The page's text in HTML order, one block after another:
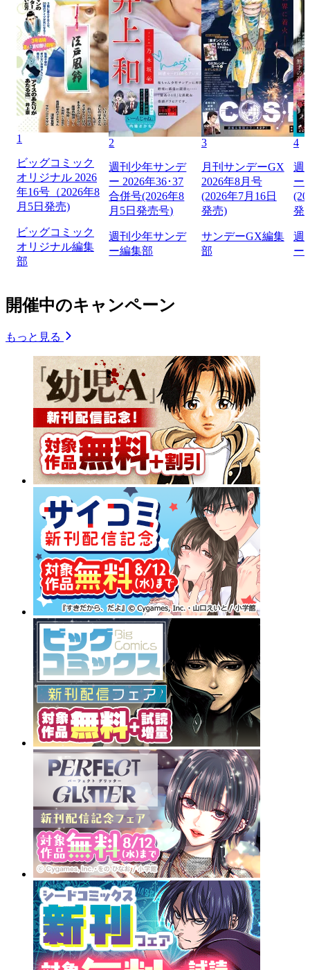
1
ビッグコミック
オリジナル 2026
年16号（2026年8
月5日発売)
ビッグコミック
オリジナル編集
部
2
週刊少年サンデ
ー 2026年36･37
合併号(2026年8
月5日発売号)
週刊少年サンデ
ー編集部
3
月刊サンデーGX
2026年8月号
(2026年7月16日
発売)
サンデーGX編集
部
4
週
ー
発
週
ー
開催中のキャンペーン
もっと見る